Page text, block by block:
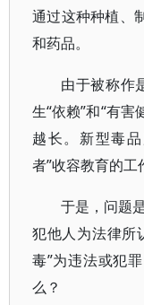
通过这种种植、
和药品。
由于被称作
生“依赖”和“有害
越长。新型毒
者”收容教育的工
于是，问题
犯他人为法律所
毒”为违法或犯
么？